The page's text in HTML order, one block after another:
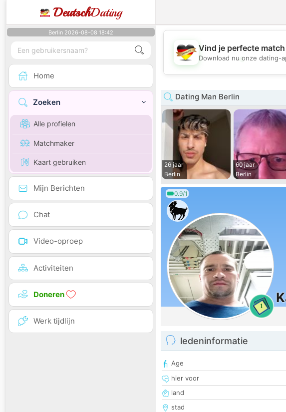
DeutschDating
Berlin 2026-08-08 18:42
Home
Zoeken
Alle profielen
Matchmaker
Kaart gebruiken
Mijn Berichten
Chat
Video-oproep
Activiteiten
Doneren
Werk tijdlijn
Vind je perfecte match
Download nu onze dating-
Dating Man Berlin
26 jaar
Berlin
60 jaar
Berlin
0.9/1
1
ledeninformatie
Age
hier voor
land
stad